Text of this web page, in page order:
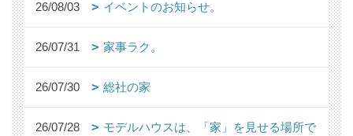
26/08/03 イベントのお知らせ。
26/07/31 家事ラク。
26/07/30 総社の家
26/07/28
モデルハウスは、「家」を見せる場所で